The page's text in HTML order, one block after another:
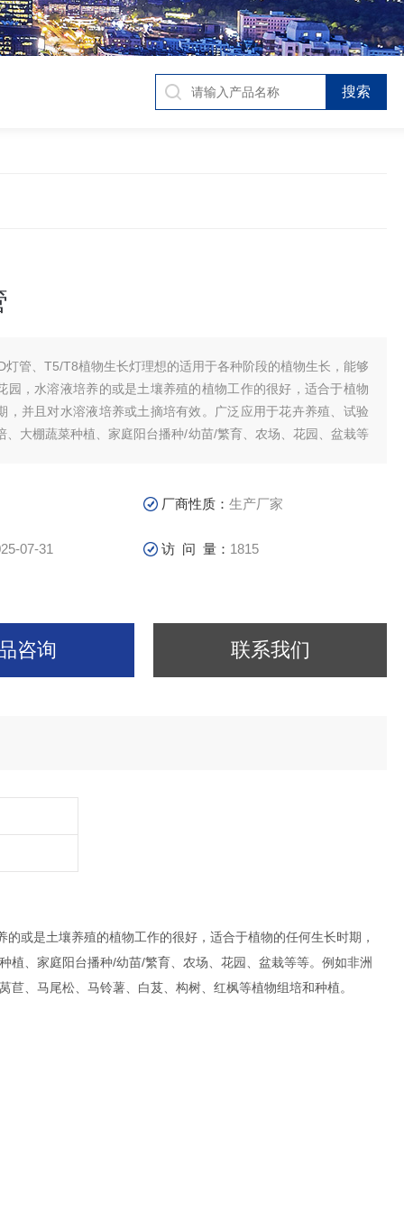
灯管、T5/T8植物生长灯理想的适用于各种阶段的植物生长，能够
园，水溶液培养的或是土壤养殖的植物工作的很好，适合于植物
，并且对水溶液培养或土摘培有效。广泛应用于花卉养殖、试验
、大棚蔬菜种植、家庭阳台播种/幼苗/繁育、农场、花园、盆栽等
厂商性质：生产厂家
07-31 访 问 量： 1815
咨询 联系我们
或是土壤养殖的植物工作的很好，适合于植物的任何生长时期，
植、家庭阳台播种/幼苗/繁育、农场、花园、盆栽等等。例如非洲
、马尾松、马铃薯、白芨、构树、红枫等植物组培和种植。